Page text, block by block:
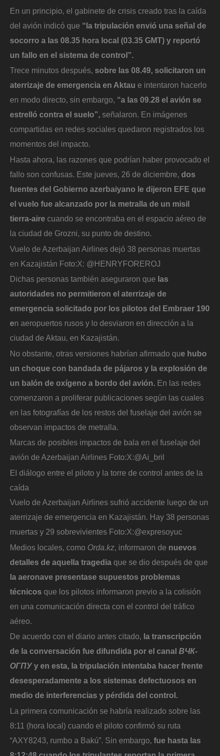
En un principio, el gabinete de crisis creado tras la caída
del avión indicó que “la tripulación envió una señal de
socorro a las 08.35 hora local (03.35 GMT) y reportó
un fallo en el sistema de control”.
Trece minutos después, sobre las 08.49, solicitaron un
aterrizaje de emergencia en Aktau e intentaron hacerlo
en modo directo, sin embargo, “a las 09.28 el avión se
estrelló contra el suelo”, señalaron. En imágenes
compartidas en redes sociales quedaron registrados los
momentos del impacto.
Hasta ahora, las razones que podrían haber provocado el
fallo son confusas. Este jueves, 26 de diciembre, dos
fuentes del Gobierno azerbaiyano le dijeron EFE que
el vuelo fue alcanzado por la metralla de un misil
tierra-aire cuando se encontraba en el espacio aéreo de
la ciudad de Grozni, su punto de destino.
Vuelo de Azerbaijan Airlines dejó 38 personas muertas
en Kazajistán Foto:X: @HENRYFOREROJ
Dichas personas también aseguraron que las
autoridades no permitieron el aterrizaje de
emergencia solicitado por los pilotos del Embraer 190
en aeropuertos rusos y lo desviaron en dirección a la
ciudad de Aktau, en Kazajistán.
No obstante, otras versiones habrían afirmado que hubo
un choque con bandada de pájaros y la explosión de
un balón de oxígeno a bordo del avión. En las redes
comenzaron a proliferar publicaciones según las cuales
en las fotografías de los restos del fuselaje del avión se
observan impactos de metralla.
Marcas de posibles impactos de bala en el fuselaje del
avión de Azerbaijan Airlines Foto:X:@Ai_bril
El diálogo entre el piloto y la torre de control antes de la
caída
Vuelo de Azerbaijan Airlines sufrió accidente luego de un
aterrizaje de emergencia en Kazajistán. Hay 38 personas
muertas y 29 sobrevivientes Foto:X:@expresoyuc
Medios locales, como Orda.kz, informaron de nuevos
detalles de aquella tragedia que se dio después de que
la aeronave presentase supuestos problemas
técnicos que los pilotos informaron previo a la colisión
en una comunicación directa con el control del tráfico
aéreo.
De acuerdo con el diario antes citado, la transcripción
de la conversación fue difundida por el canal ВЧК-
ОГПУy en esta, la tripulación intentaba hacer frente
desesperadamente a los sistemas defectuosos en
medio de interferencias y pérdida del control.
La primera comunicación se habría realizado sobre las
8:11 (hora local) cuando el piloto confirmó su ruta
“AXY8243, rumbo a Bakú”. Sin embargo, fue hasta las